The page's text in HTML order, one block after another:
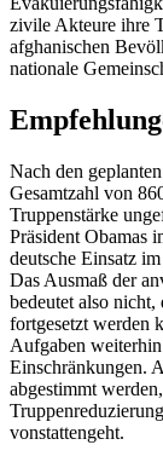
zivile Akteure ihre
afghanischen
nationale
Nach den
Gesamtzahl von
Truppenstärke
Präsident Obamas
deutsche Einsatz
Das Ausmaß der
bedeutet also
fortgesetzt werden
Aufgaben
Ein­schränkungen.
abgestimmt
vonstattengeht.